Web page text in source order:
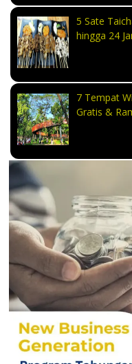
5 Sate
hingga 24
7 Tempat
Gratis &